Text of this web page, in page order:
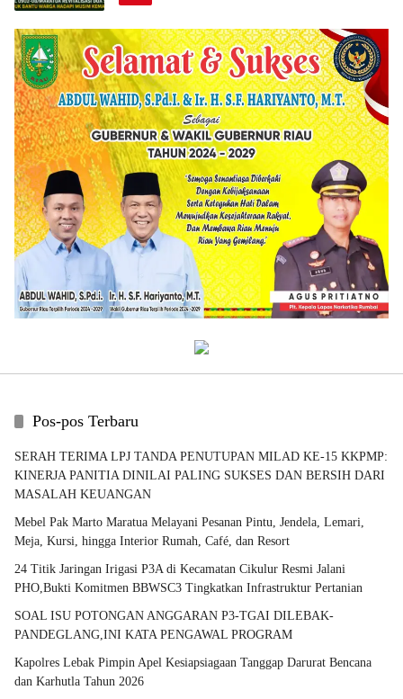
Pos-pos Terbaru
SERAH TERIMA LPJ TANDA PENUTUPAN MILAD KE-15 KKPMP:
KINERJA PANITIA DINILAI PALING SUKSES DAN BERSIH DARI
MASALAH KEUANGAN
Mebel Pak Marto Maratua Melayani Pesanan Pintu, Jendela, Lemari,
Meja, Kursi, hingga Interior Rumah, Café, dan Resort
24 Titik Jaringan Irigasi P3A di Kecamatan Cikulur Resmi Jalani
PHO,Bukti Komitmen BBWSC3 Tingkatkan Infrastruktur Pertanian
SOAL ISU POTONGAN ANGGARAN P3-TGAI DILEBAK-
PANDEGLANG,INI KATA PENGAWAL PROGRAM
Kapolres Lebak Pimpin Apel Kesiapsiagaan Tanggap Darurat Bencana
dan Karhutla Tahun 2026